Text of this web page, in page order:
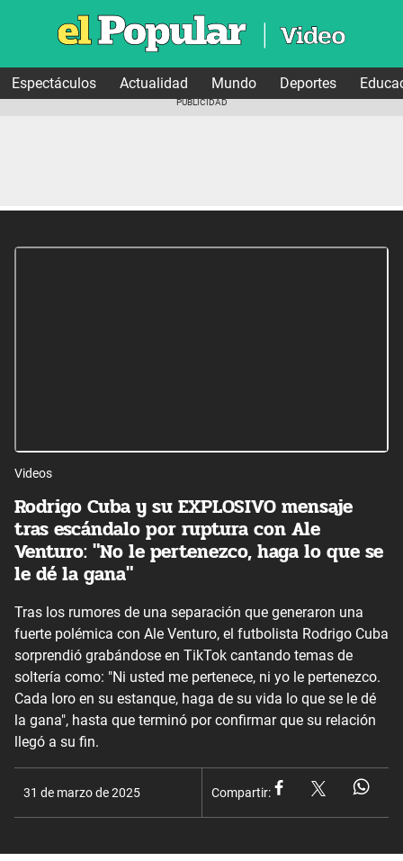
Espectáculos Actualidad Mundo Deportes
Videos
Rodrigo Cuba y su EXPLOSIVO mensaje
tras escándalo por ruptura con Ale
Venturo: "No le pertenezco, haga lo que se
le dé la gana"
Tras los rumores de una separación que generaron una
fuerte polémica con Ale Venturo, el futbolista Rodrigo Cuba
sorprendió grabándose en TikTok cantando temas de
soltería como: "Ni usted me pertenece, ni yo le pertenezco.
Cada loro en su estanque, haga de su vida lo que se le dé
la gana", hasta que terminó por confirmar que su relación
llegó a su fin.
31 de marzo de 2025 Compartir: